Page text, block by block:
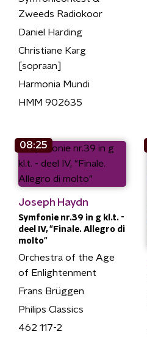
Zweeds Radiokoor
Daniel Harding
Christiane Karg
[sopraan]
Harmonia Mundi
HMM 902635
08:25
Joseph Haydn
Symfonie nr.39 in g kl.t. -
deel IV, "Finale. Allegro di
molto"
Orchestra of the Age
of Enlightenment
Frans Brüggen
Philips Classics
462 117-2